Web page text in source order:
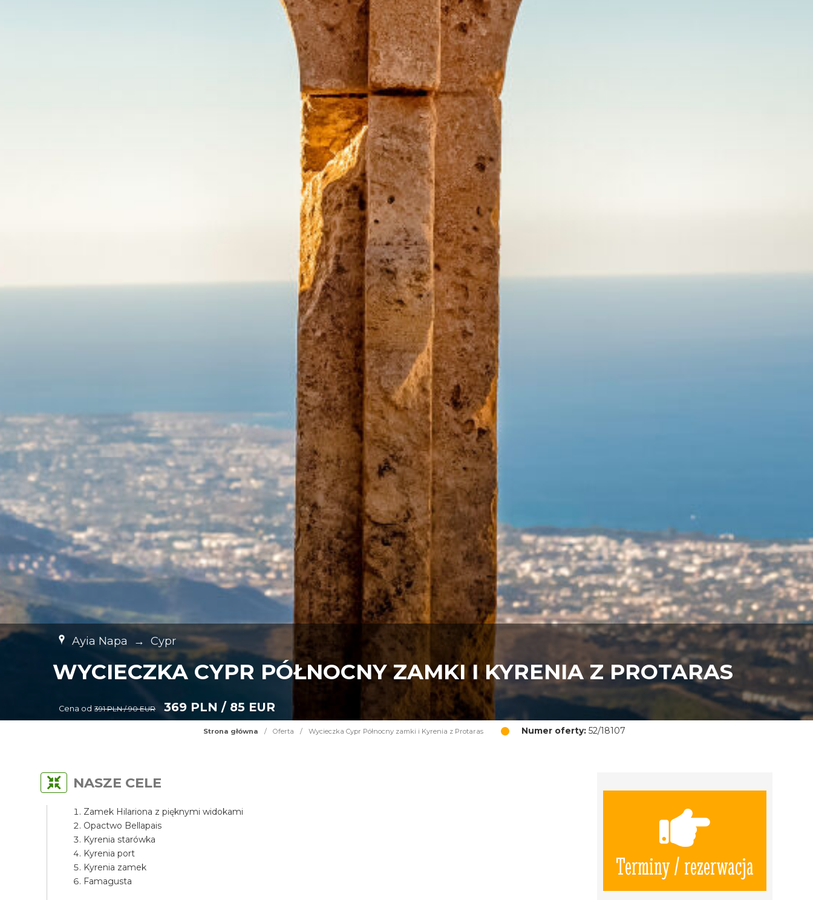
Ayia Napa → Cypr
WYCIECZKA CYPR PÓŁNOCNY ZAMKI I KYRENIA Z PROTARAS
Cena od 391 PLN / 90 EUR 369 PLN / 85 EUR
Strona główna / Oferta / Wycieczka Cypr Północny zamki i Kyrenia z Protaras Numer oferty:52/18107
Terminy / rezerwacja
NASZE CELE
Zamek Hilariona z pięknymi widokami
Opactwo Bellapais
Kyrenia starówka
Kyrenia port
Kyrenia zamek
Famagusta